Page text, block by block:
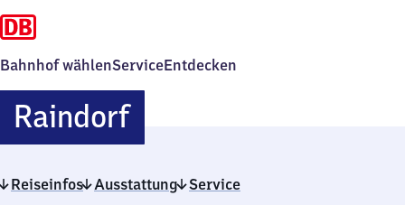
Bahnhof wählenServiceEntdecken
RaindorfRaindorf
Reiseinfos Ausstattung Service